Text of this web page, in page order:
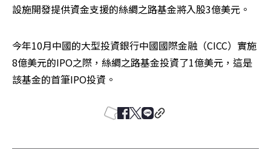
設施開發提供資金支援的絲綢之路基金將入股3億美元。
今年10月中國的大型投資銀行中國國際金融（CICC）實施
8億美元的IPO之際，絲綢之路基金投資了1億美元，這是
該基金的首筆IPO投資。